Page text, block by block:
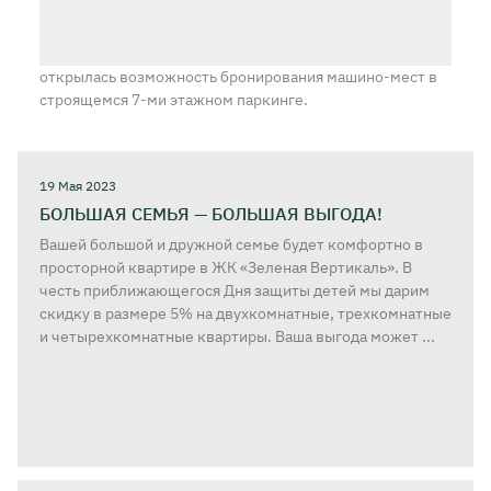
открылась возможность бронирования машино-мест в
строящемся 7-ми этажном паркинге.
19 Мая 2023
БОЛЬШАЯ СЕМЬЯ — БОЛЬШАЯ ВЫГОДА!
Вашей большой и дружной семье будет комфортно в
просторной квартире в ЖК «Зеленая Вертикаль». В
честь приближающегося Дня защиты детей мы дарим
скидку в размере 5% на двухкомнатные, трехкомнатные
и четырехкомнатные квартиры. Ваша выгода может ...